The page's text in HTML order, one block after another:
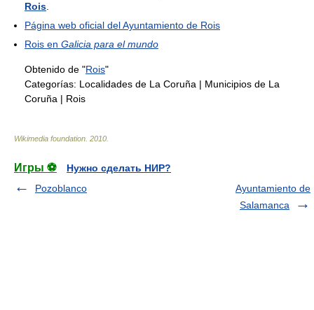
Rois
Página web oficial del Ayuntamiento de Rois
Rois en Galicia para el mundo
Obtenido de "Rois"
Categorías: Localidades de La Coruña | Municipios de La
Coruña | Rois
Wikimedia foundation 2010
Игры ⚽
Нужно сделать НИР?
Pozoblanco
Ayuntamiento de
Salamanca